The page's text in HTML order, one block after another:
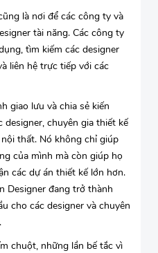
là nơi để các công ty và
tài năng. Các công ty
tìm kiếm các designer
liên hệ trực tiếp với các
giao lưu và chia sẻ kiến
chuyên gia thiết kế
thất. Nó không chỉ giúp
của mình mà còn giúp họ
các dự án thiết kế lớn hơn.
Designer đang trở thành
cho các designer và chuyên
chuột, những lần bế tắc vì